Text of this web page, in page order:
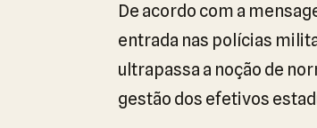
De acordo com a
entrada nas polícias
ultrapassa a noção de
gestão dos efetivos